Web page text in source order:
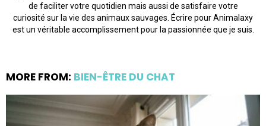
de faciliter votre quotidien mais aussi de satisfaire votre
curiosité sur la vie des animaux sauvages. Écrire pour Animalaxy
est un véritable accomplissement pour la passionnée que je suis.
MORE FROM: BIEN-ÊTRE DU CHAT